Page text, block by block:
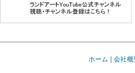
ホーム | 会社概